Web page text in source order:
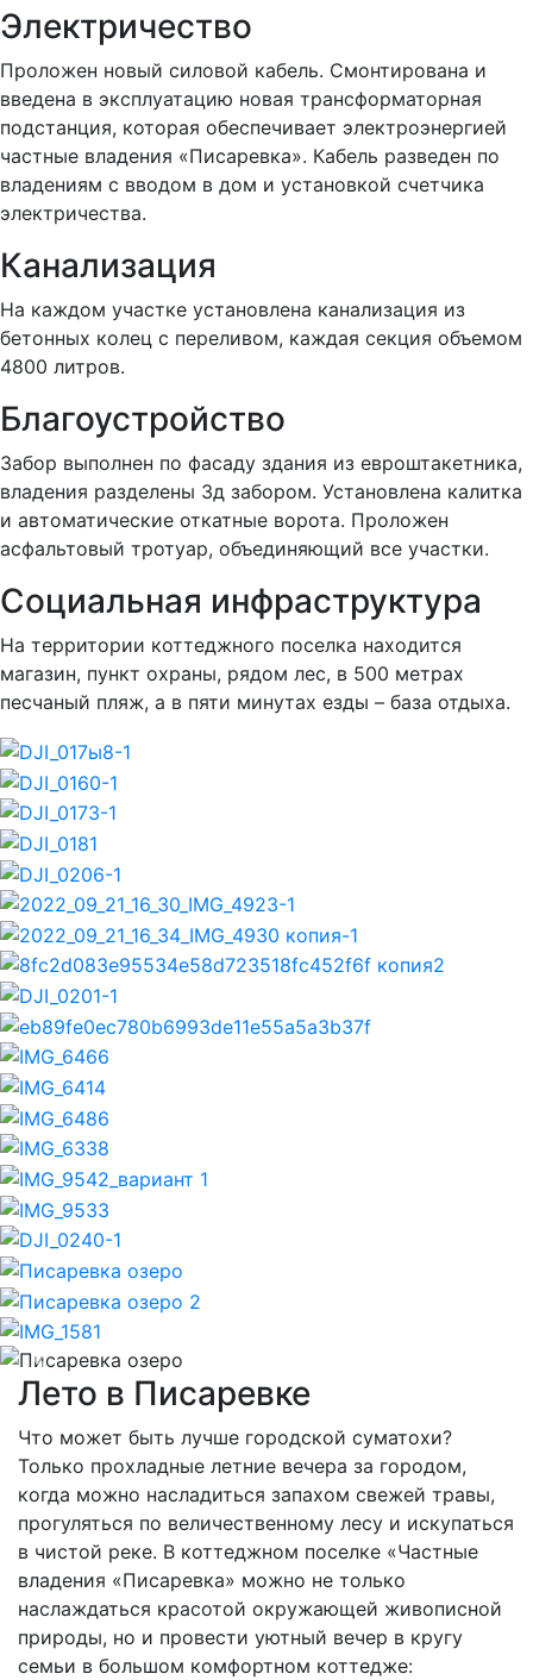
Электричество
Проложен новый силовой кабель. Смонтирована и
введена в эксплуатацию новая трансформаторная
подстанция, которая обеспечивает электроэнергией
частные владения «Писаревка». Кабель разведен по
владениям с вводом в дом и установкой счетчика
электричества.
Канализация
На каждом участке установлена канализация из
бетонных колец с переливом, каждая секция объемом
4800 литров.
Благоустройство
Забор выполнен по фасаду здания из евроштакетника,
владения разделены 3д забором. Установлена калитка
и автоматические откатные ворота. Проложен
асфальтовый тротуар, объединяющий все участки.
Социальная инфраструктура
На территории коттеджного поселка находится
магазин, пункт охраны, рядом лес, в 500 метрах
песчаный пляж, а в пяти минутах езды – база отдыха.
Previous
Лето в Писаревке
Что может быть лучше городской суматохи?
Только прохладные летние вечера за городом,
когда можно насладиться запахом свежей травы,
прогуляться по величественному лесу и искупаться
в чистой реке. В коттеджном поселке «Частные
владения «Писаревка» можно не только
наслаждаться красотой окружающей живописной
природы, но и провести уютный вечер в кругу
семьи в большом комфортном коттедже: